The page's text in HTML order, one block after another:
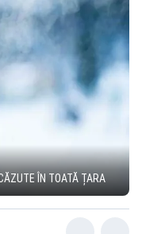
ÎN TOATĂ ȚARA